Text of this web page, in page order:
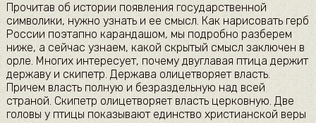
Прочитав об истории появления государственной
символики, нужно узнать и ее смысл. Как нарисовать герб
России поэтапно карандашом, мы подробно разберем
ниже, а сейчас узнаем, какой скрытый смысл заключен в
орле. Многих интересует, почему двуглавая птица держит
державу и скипетр. Держава олицетворяет власть.
Причем власть полную и безраздельную над всей
страной. Скипетр олицетворяет власть церковную. Две
головы у птицы показывают единство христианской веры